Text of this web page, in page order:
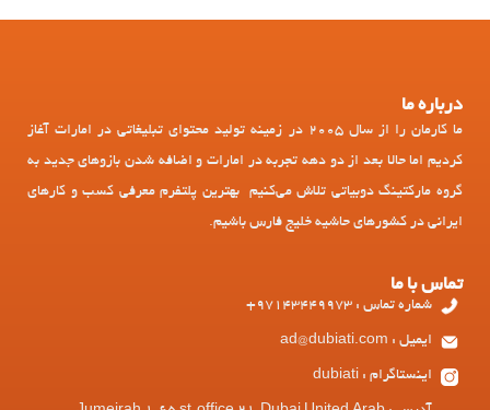
درباره ما
ما کارمان را از سال 2005 در زمینه تولید محتوای تبلیغاتی در امارات آغاز
کردیم اما حالا بعد از دو دهه تجربه در امارات و اضافه شدن بازوهای جدید به
گروه مارکتینگ دوبیاتی تلاش می‌کنیم بهترین پلتفرم معرفی کسب و کارهای
ایرانی در کشورهای حاشیه خلیج فارس باشیم.
تماس با ما
شماره تماس : 97143449973+
ایمیل : ad@dubiati.com
اینستاگرام : dubiati